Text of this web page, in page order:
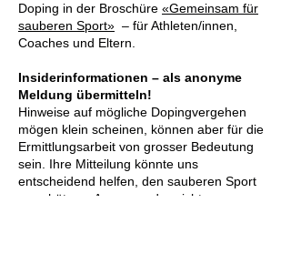
Doping in der Broschüre «Gemeinsam für
sauberen Sport» – für Athleten/innen,
Coaches und Eltern.
Insiderinformationen – als anonyme
Meldung übermitteln!
Hinweise auf mögliche Dopingvergehen
mögen klein scheinen, können aber für die
Ermittlungsarbeit von grosser Bedeutung
sein. Ihre Mitteilung könnte uns
entscheidend helfen, den sauberen Sport
zu schützen. Anonym oder nicht,